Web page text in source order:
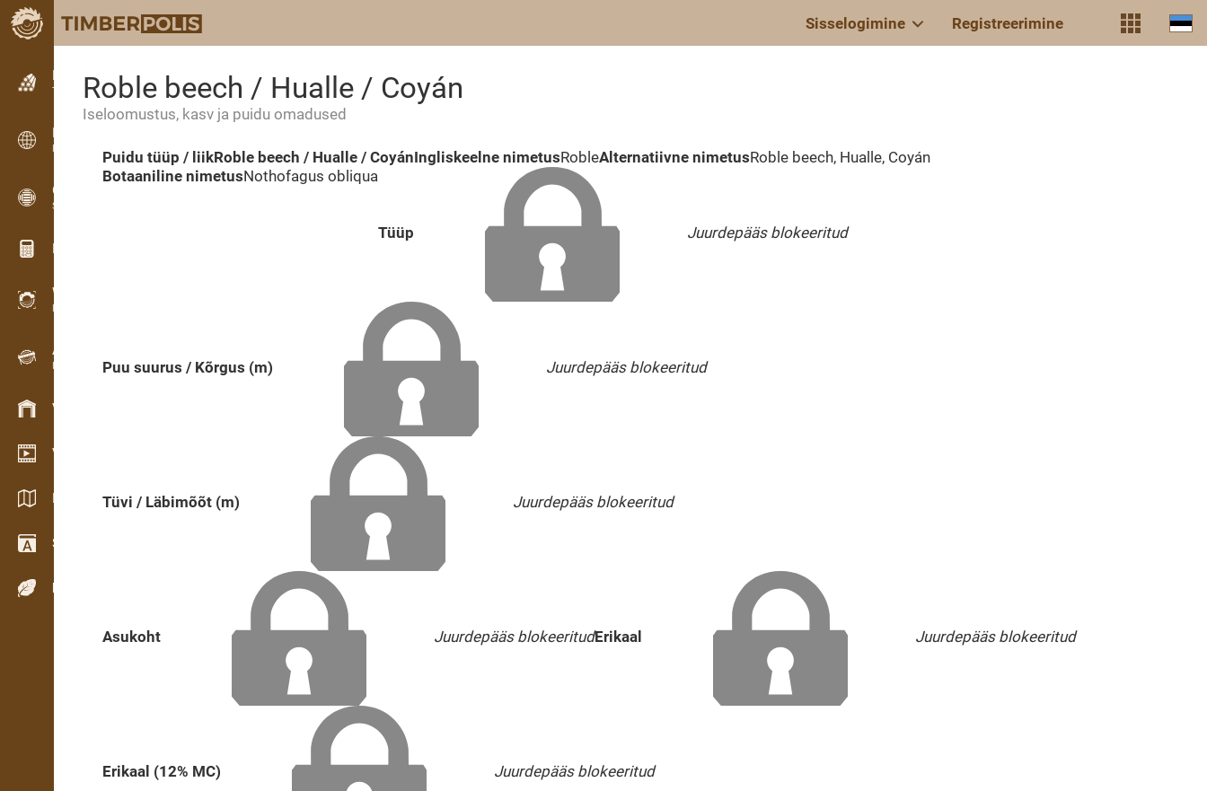
Sisselogimine Registreerimine
Kuulutused
Tekstkuulutused
Kuulutused
Rahvusvahelised kuulutused
OPTI-TIMB
Saekavad
Puidu kalkulaatorid
WoodProfi
Puidumaht AI-ga
Andmesalvesti
Puidu inventuur välitöödel
Varude haldamine
Videogalerii
Kataloogid / Brošüürid
Sõnastik
Puiduliigid
Roble beech / Hualle / Coyán
Iseloomustus, kasv ja puidu omadused
Puidu tüüp / liikRoble beech / Hualle / CoyánIngliskeelne nimetusRobleAlternatiivne nimetusRoble beech, Hualle, Coyán
Botaaniline nimetusNothofagus obliqua
Tüüp Juurdepääs blokeeritud
Puu suurus / Kõrgus (m) Juurdepääs blokeeritud
Tüvi / Läbimõõt (m) Juurdepääs blokeeritud
Asukoht Juurdepääs blokeeritudErikaal Juurdepääs blokeeritud
Erikaal (12% MC) Juurdepääs blokeeritud